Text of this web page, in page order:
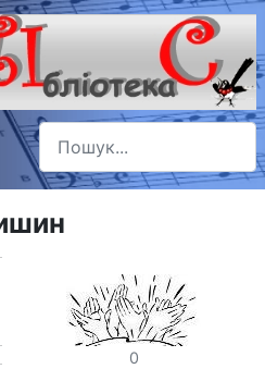
Пошук
Type 2 or more characters
0